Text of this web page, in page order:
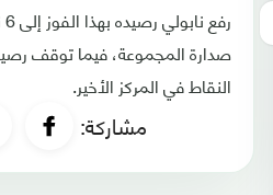
صدارة المجموعة، فيما توقف
النقاط في المركز الأخير.
مشاركة: